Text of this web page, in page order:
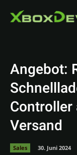
Angebot:
Controller
Versand
Sales 30. Juni 2024